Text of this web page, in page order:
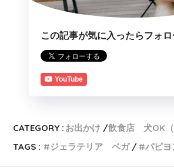
この記事が気に入ったらフォロ
YouTube
CATEGORY : お出かけ
飲食店 犬OK（
TAGS :
ジェラテリア ベガ パピヨ